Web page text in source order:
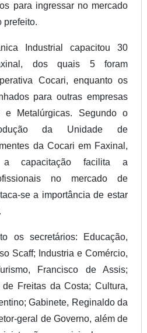
para ingressar no mercado
prefeito.
Industrial capacitou 30
dos quais 5 foram
Cocari, enquanto os
para outras empresas
e Metalúrgicas. Segundo o
da Unidade de
da Cocari em Faxinal,
a capacitação facilita a
no mercado de
se a importância de estar
os secretários: Educação,
Scaff; Industria e Comércio,
Francisco de Assis;
de Freitas da Costa; Cultura,
Gabinete, Reginaldo da
geral de Governo, além de